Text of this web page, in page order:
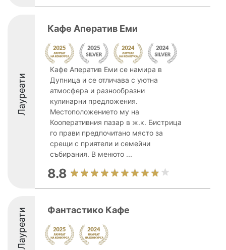
Лауреати
Кафе Аператив Еми
Кафе Аператив Еми се намира в
Дупница и се отличава с уютна
атмосфера и разнообразни
кулинарни предложения.
Местоположението му на
Кооперативния пазар в ж.к. Бистрица
го прави предпочитано място за
срещи с приятели и семейни
събирания. В менюто ...
8.8
Лауреати Фантастико Кафе